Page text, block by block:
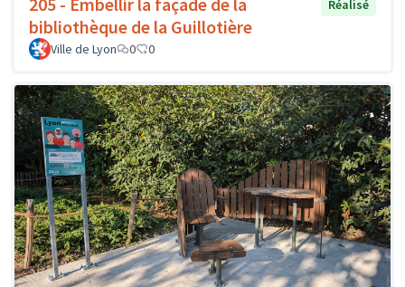
bibliothèque de la Guillotière
Réalisé
Ville de Lyon 0 0